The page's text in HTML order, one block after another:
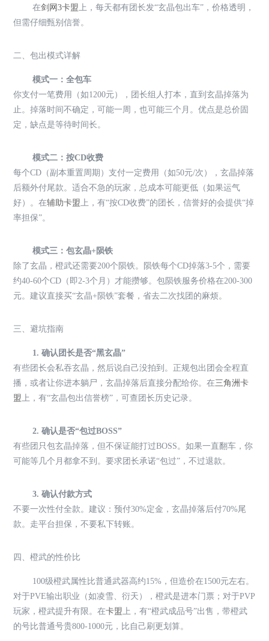
在剑网3卡盟上，每天都有团长发“玄晶包出车”，价格透明，
但需仔细甄别信誉。
二、包出模式详解
模式一：全包车
你支付一笔费用（如1200元），团长组人打本，直到玄晶掉落为
止。掉落时间不确定，可能一周，也可能三个月。优点是总价固
定，缺点是等待时间长。
模式二：按CD收费
每个CD（副本重置周期）支付一定费用（如50元/次），玄晶掉落
后额外付尾款。适合不急的玩家，总成本可能更低（如果运气
好）。在辅助卡盟上，有“按CD收费”的团长，信誉好的会提供“掉
率担保”。
模式三：包玄晶+陨铁
除了玄晶，橙武还需要200个陨铁。陨铁每个CD掉落3-5个，需要
约40-60个CD（即2-3个月）才能攒够。包陨铁服务价格在200-300
元。建议直接买“玄晶+陨铁”套餐，省去二次找团的麻烦。
三、避坑指南
1. 确认团长是否“黑玄晶”
有些团长会私吞玄晶，然后说自己没拍到。正规包出团会全程直
播，或者让你进本躺尸，玄晶掉落后直接分配给你。在三角洲卡
盟上，有“玄晶包出信誉榜”，可查团长历史记录。
2. 确认是否“包过BOSS”
有些团只包玄晶掉落，但不保证能打过BOSS。如果一直翻车，你
可能等几个月都拿不到。要求团长承诺“包过”，不过退款。
3. 确认付款方式
不要一次性付全款。建议：预付30%定金，玄晶掉落后付70%尾
款。走平台担保，不要私下转账。
四、橙武的性价比
100级橙武属性比普通武器高约15%，但造价在1500元左右。
对于PVE输出职业（如凌雪、衍天），橙武是进本门票；对于PVP
玩家，橙武提升有限。在卡盟上，有“橙武成品号”出售，带橙武
的号比普通号贵800-1000元，比自己刷更划算。